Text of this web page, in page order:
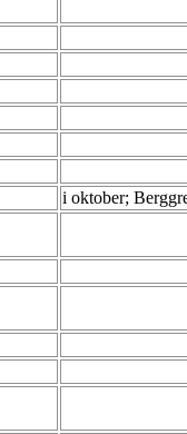
i oktober;